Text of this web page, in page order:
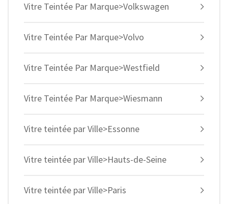
Vitre Teintée Par Marque>Volkswagen
Vitre Teintée Par Marque>Volvo
Vitre Teintée Par Marque>Westfield
Vitre Teintée Par Marque>Wiesmann
Vitre teintée par Ville>Essonne
Vitre teintée par Ville>Hauts-de-Seine
Vitre teintée par Ville>Paris